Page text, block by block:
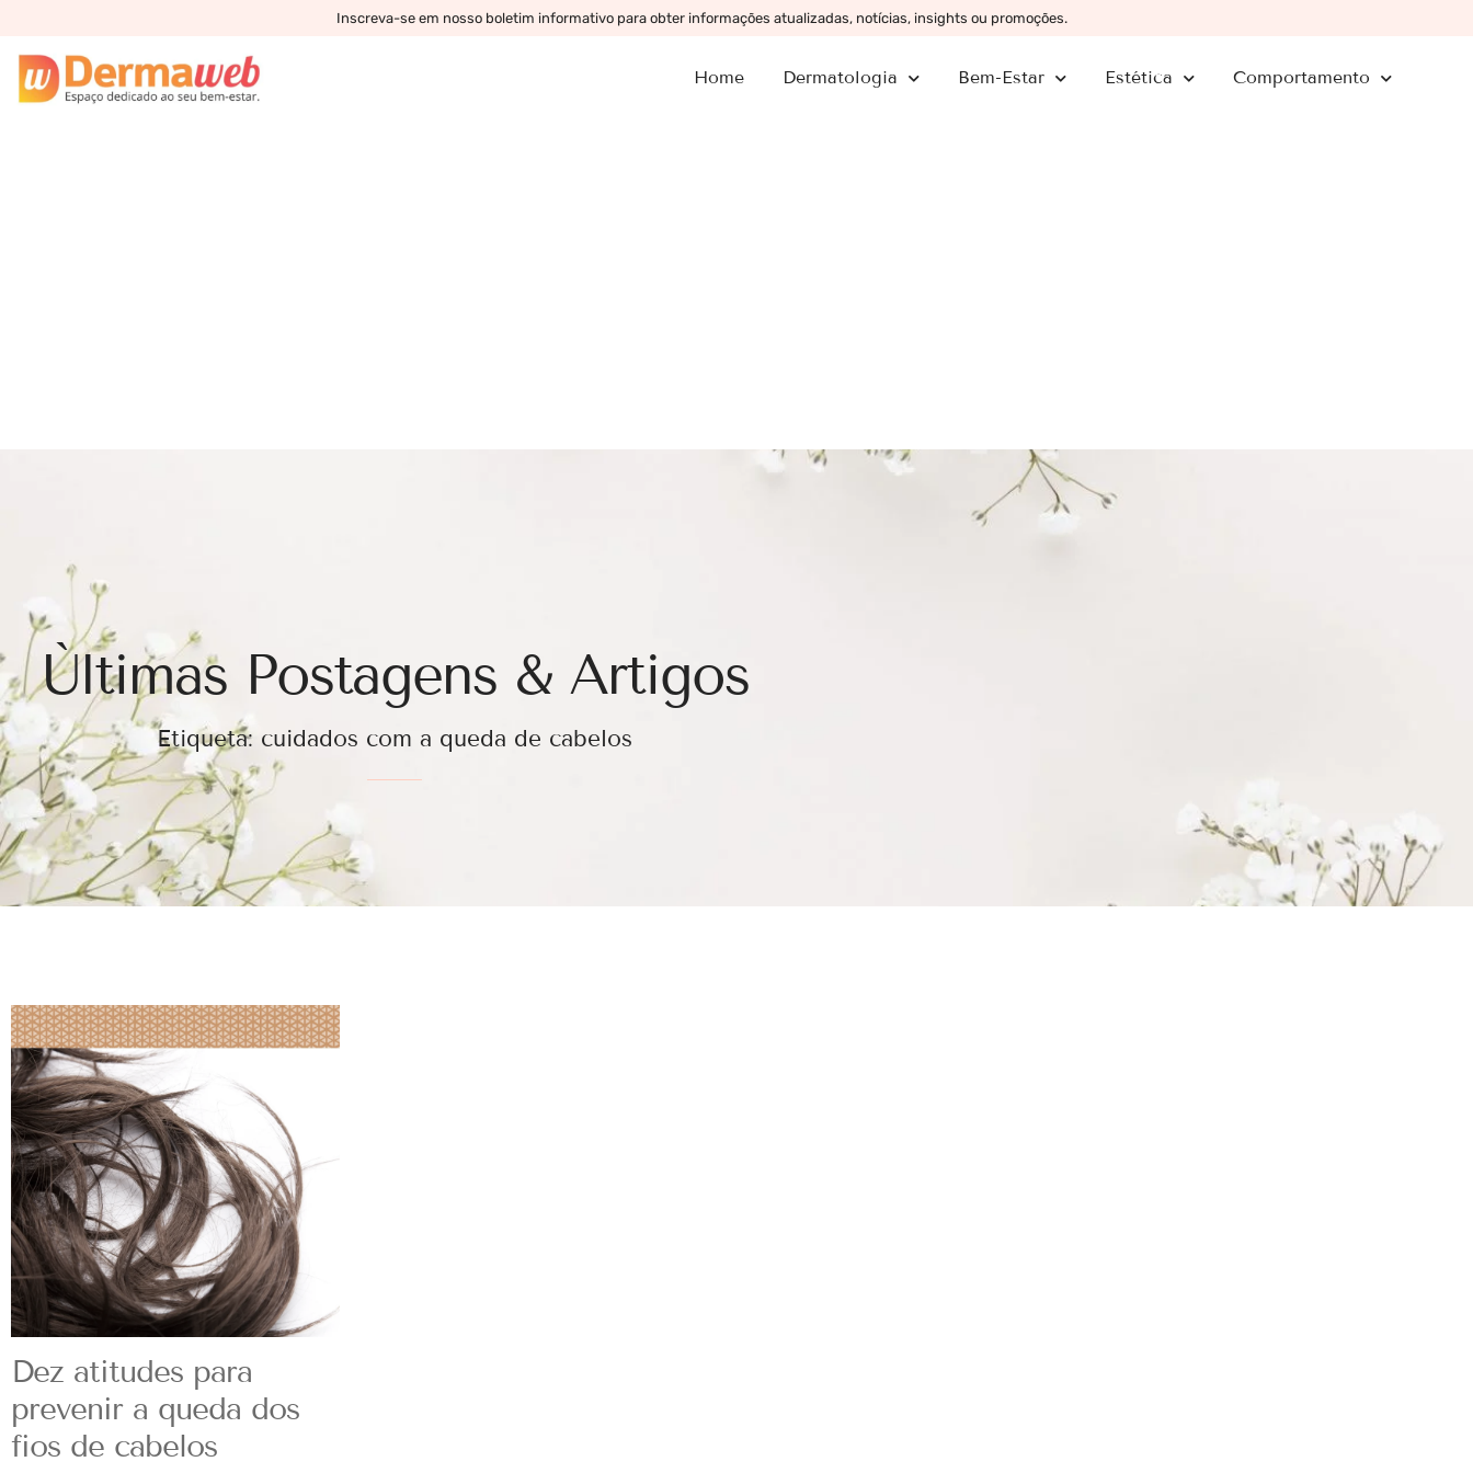
Inscreva-se em nosso boletim informativo para obter informações atualizadas, notícias, insights ou promoções.
Home Dermatologia Bem-Estar Estética Comportamento
Ùltimas Postagens & Artigos
Etiqueta: cuidados com a queda de cabelos
Dez atitudes para
prevenir a queda dos
fios de cabelos